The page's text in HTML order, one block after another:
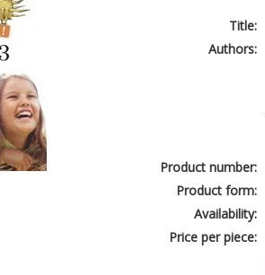
Title:
Authors:
Product number:
Product form:
Availability:
Price per piece: